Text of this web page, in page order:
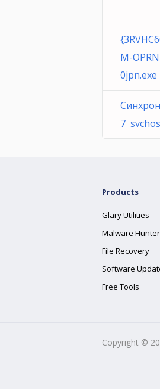
M-
0jpn.exe
7
Products
Glary Utilities
Malware Hunter
File Recovery
Software
Free Tools
Copyright ©